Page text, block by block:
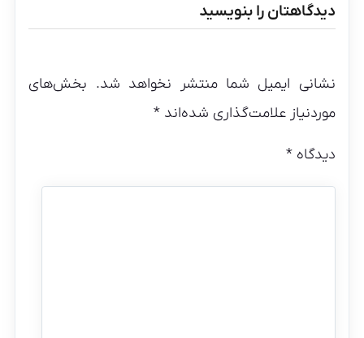
دیدگاهتان را بنویسید
نشانی ایمیل شما منتشر نخواهد شد. بخش‌های
موردنیاز علامت‌گذاری شده‌اند*
دیدگاه*